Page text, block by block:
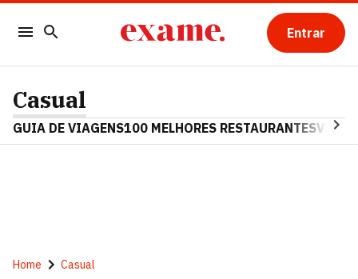
Entrar
Casual
GUIA DE VIAGENS100 MELHORES RESTAURANTES
Home Casual